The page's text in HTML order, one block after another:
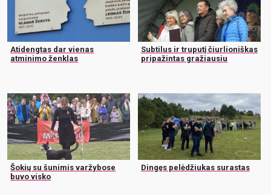
Atidengtas dar vienas
atminimo ženklas
Subtilus ir truputį čiurlioniškas
pripažintas gražiausiu
Šokių su šunimis varžybose
buvo visko
Dingęs pelėdžiukas surastas